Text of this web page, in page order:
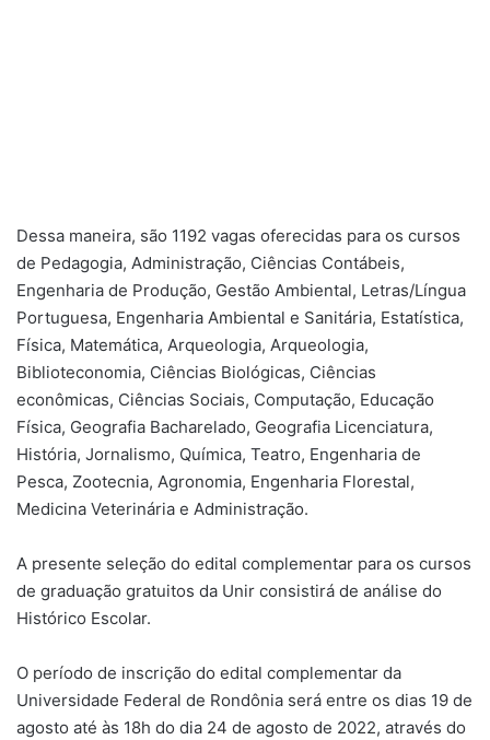
Dessa maneira, são 1192 vagas oferecidas para os cursos
de Pedagogia, Administração, Ciências Contábeis,
Engenharia de Produção, Gestão Ambiental, Letras/Língua
Portuguesa, Engenharia Ambiental e Sanitária, Estatística,
Física, Matemática, Arqueologia, Arqueologia,
Biblioteconomia, Ciências Biológicas, Ciências
econômicas, Ciências Sociais, Computação, Educação
Física, Geografia Bacharelado, Geografia Licenciatura,
História, Jornalismo, Química, Teatro, Engenharia de
Pesca, Zootecnia, Agronomia, Engenharia Florestal,
Medicina Veterinária e Administração.
A presente seleção do edital complementar para os cursos
de graduação gratuitos da Unir consistirá de análise do
Histórico Escolar.
O período de inscrição do edital complementar da
Universidade Federal de Rondônia será entre os dias 19 de
agosto até às 18h do dia 24 de agosto de 2022, através do